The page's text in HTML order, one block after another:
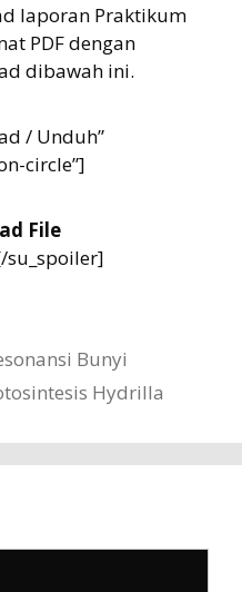
laporan Praktikum
PDF dengan
dibawah ini.
/ Unduh”
circle”]
File
su_spoiler]
Bunyi
Hydrilla